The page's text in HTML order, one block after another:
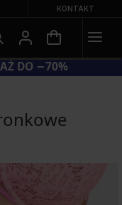
KONTAKT
−20%